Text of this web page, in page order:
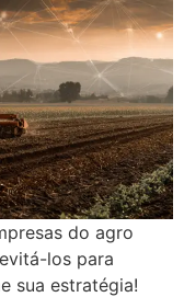
do agro
los para
sua estratégia!